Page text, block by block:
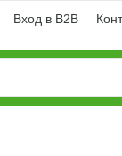
Вход в B2B